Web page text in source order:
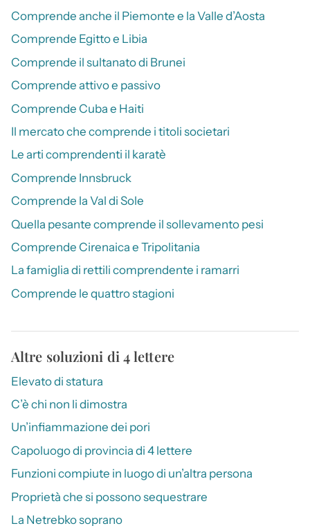
Comprende anche il Piemonte e la Valle d’Aosta
Comprende Egitto e Libia
Comprende il sultanato di Brunei
Comprende attivo e passivo
Comprende Cuba e Haiti
Il mercato che comprende i titoli societari
Le arti comprendenti il karatè
Comprende Innsbruck
Comprende la Val di Sole
Quella pesante comprende il sollevamento pesi
Comprende Cirenaica e Tripolitania
La famiglia di rettili comprendente i ramarri
Comprende le quattro stagioni
Altre soluzioni di 4 lettere
Elevato di statura
C’è chi non li dimostra
Un’infiammazione dei pori
Capoluogo di provincia di 4 lettere
Funzioni compiute in luogo di un’altra persona
Proprietà che si possono sequestrare
La Netrebko soprano